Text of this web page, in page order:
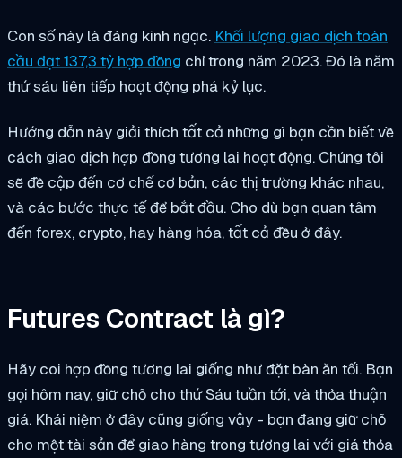
Con số này là đáng kinh ngạc. Khối lượng giao dịch toàn
cầu đạt 137,3 tỷ hợp đồng chỉ trong năm 2023. Đó là năm
thứ sáu liên tiếp hoạt động phá kỷ lục.
Hướng dẫn này giải thích tất cả những gì bạn cần biết về
cách giao dịch hợp đồng tương lai hoạt động. Chúng tôi
sẽ đề cập đến cơ chế cơ bản, các thị trường khác nhau,
và các bước thực tế để bắt đầu. Cho dù bạn quan tâm
đến forex, crypto, hay hàng hóa, tất cả đều ở đây.
Futures Contract là gì?
Hãy coi hợp đồng tương lai giống như đặt bàn ăn tối. Bạn
gọi hôm nay, giữ chỗ cho thứ Sáu tuần tới, và thỏa thuận
giá. Khái niệm ở đây cũng giống vậy - bạn đang giữ chỗ
cho một tài sản để giao hàng trong tương lai với giá thỏa